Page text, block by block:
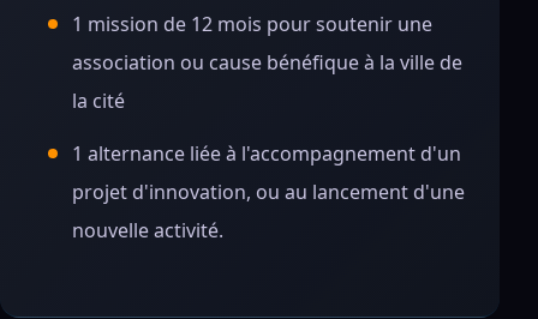
1 mission de 12 mois pour soutenir une
association ou cause bénéfique à la ville de
la cité
1 alternance liée à l'accompagnement d'un
projet d'innovation, ou au lancement d'une
nouvelle activité.